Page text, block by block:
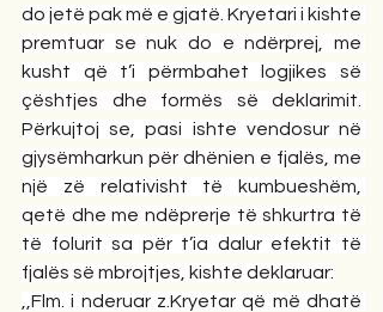
do jetë pak më e gjatë. Kryetari i kishte
premtuar se nuk do e ndërprej, me
kusht që t’i përmbahet logjikes së
çështjes dhe formës së deklarimit.
Përkujtoj se, pasi ishte vendosur në
gjysëmharkun për dhënien e fjalës, me
një zë relativisht të kumbueshëm,
qetë dhe me ndëprerje të shkurtra të
të folurit sa për t’ia dalur efektit të
fjalës së mbrojtjes, kishte deklaruar:
,,Flm. i nderuar z.Kryetar që më dhatë